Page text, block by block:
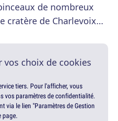
de nombreux
cratère de Charlevoix…
vos choix de cookies
tiers. Pour l'afficher, vous
vos paramètres de confidentialité.
via le lien "Paramètres de Gestion
page.